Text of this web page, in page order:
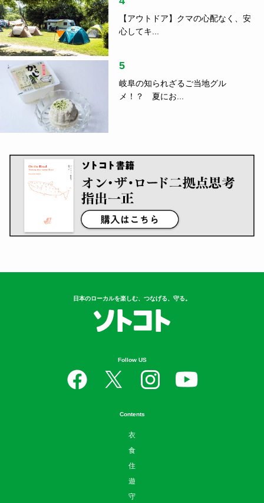
【アウトドア】クマの心配なく、安
心してキ...
5
岐阜の知られざるご当地グル
メ！？ 夏にお...
日本のローカルを楽しむ、つなげる、守る。
Follow US
Contents
衣
食
住
遊
守